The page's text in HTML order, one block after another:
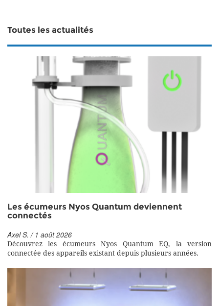
Toutes les actualités
Les écumeurs Nyos Quantum deviennent
connectés
Axel S. / 1 août 2026
Découvrez les écumeurs Nyos Quantum EQ, la version
connectée des appareils existant depuis plusieurs années.